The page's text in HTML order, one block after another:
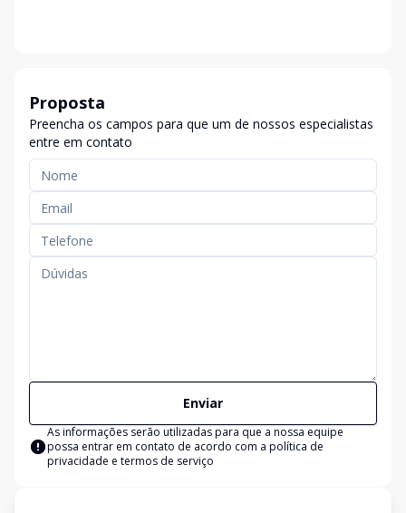
Proposta
Preencha os campos para que um de nossos especialistas
entre em contato
Enviar
As informações serão utilizadas para que a nossa equipe
possa entrar em contato de acordo com a política de
privacidade e termos de serviço